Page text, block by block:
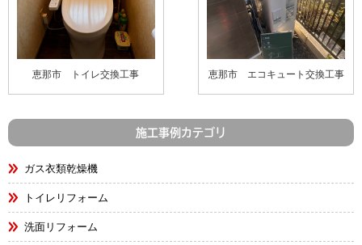
恵那市 トイレ交換工事 恵那市 エコキュート交換工事
施工事例カテゴリ
ガス衣類乾燥機
トイレリフォーム
洗面リフォーム